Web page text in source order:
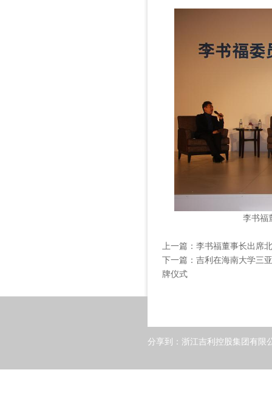
李书福
上一篇： 李书福董事长出席
下一篇： 吉利在海南大学三
牌仪式
分享到： 浙江吉利控股集团有限